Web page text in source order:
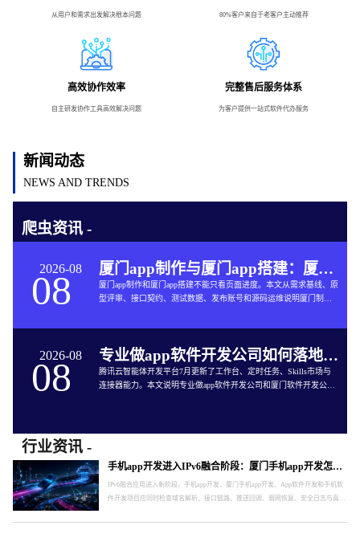
从用户和需求出发解决根本问题 80%客户来自于老客户主动推荐
高效协作效率
自主研发协作工具高效解决问题
完整售后服务体系
为客户提供一站式软件代办服务
新闻动态
NEWS AND TRENDS
爬虫资讯 -
2026-08
08 厦门app制作与厦门app搭建：厦门App开发的六个交付关口
厦门app制作和厦门app搭建不能只看页面进度。本文从需求基线、原
型评审、接口契约、测试数据、发布账号和源码运维说明厦门制作
2026-08
08 专业做app软件开发公司如何落地企业智能体工作台
腾讯云智能体开发平台7月更新了工作台、定时任务、Skills市场与
连接器能力。本文说明专业做app软件开发公司和厦门软件开发公司
行业资讯 -
手机app开发进入IPv6融合阶段：厦门手机app开发怎样验收真实网络
IPv6融合应用进入新阶段，手机app开发、厦门手机app开发、App软件开发和手机软
件开发项目应同时检查域名解析、接口链路、推送回调、弱网恢复、安全日志与真实